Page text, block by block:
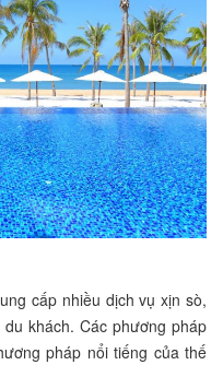
cấp nhiều dịch vụ xịn sò,
khách. Các phương pháp
pháp nổi tiếng của thế